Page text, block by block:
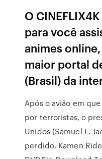
O
para você
animes
maior portal
(Brasil) da
Após o avião em
por terroristas, o
Unidos (Samuel L.
perdido. Kamen